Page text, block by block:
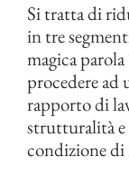
Si tratta di
in tre
magica
procedere ad
rapporto di
strutturalità e
condizione